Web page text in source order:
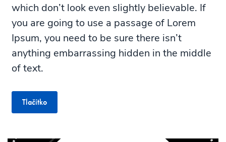
which don’t look even slightly believable. If
you are going to use a passage of Lorem
Ipsum, you need to be sure there isn’t
anything embarrassing hidden in the middle
of text.
Tlačítko